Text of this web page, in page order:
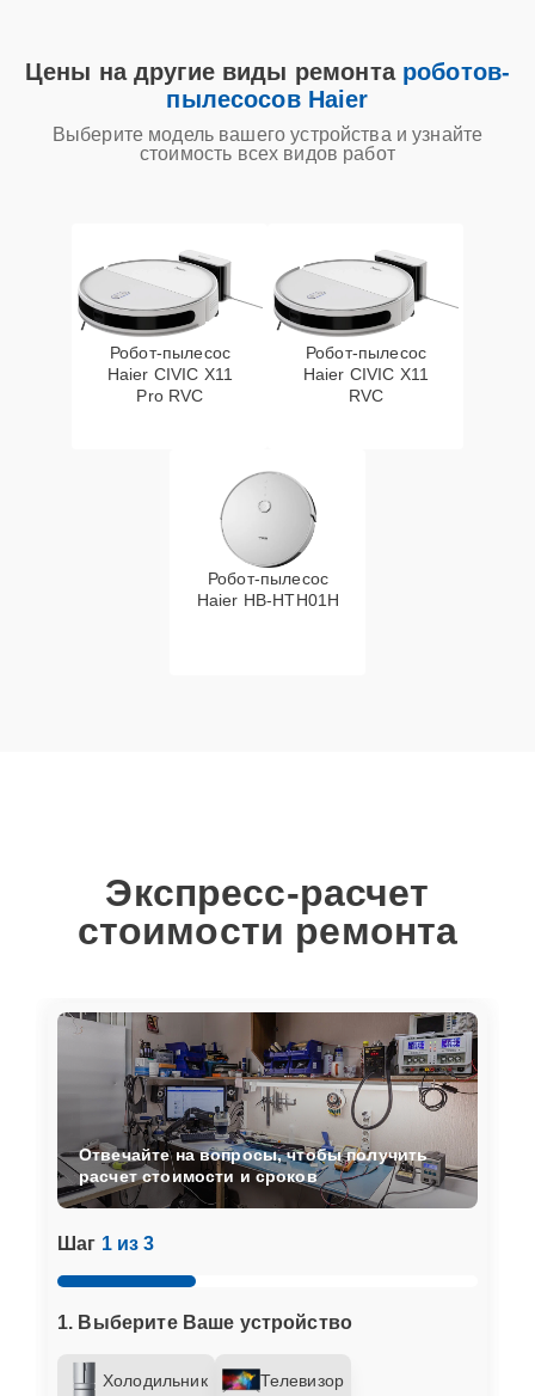
Цены на другие виды ремонта роботов-
пылесосов Haier
Выберите модель вашего устройства и узнайте
стоимость всех видов работ
Робот-пылесос
Haier CIVIC X11
Pro RVC
Робот-пылесос
Haier CIVIC X11
RVC
Робот-пылесос
Haier HB-HTH01H
Экспресс-расчет
стоимости ремонта
Шаг 1 из 3
1. Выберите Ваше устройство
Холодильник Телевизор
Отвечайте на вопросы, чтобы получить
расчет стоимости и сроков